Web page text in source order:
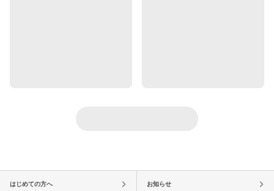
はじめての方へ お知らせ